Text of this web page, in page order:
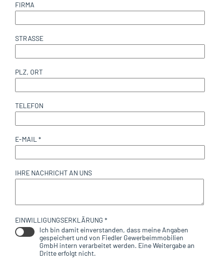
FIRMA
STRASSE
PLZ, ORT
TELEFON
E-MAIL *
IHRE NACHRICHT AN UNS
EINWILLIGUNGSERKLÄRUNG *
Ich bin damit einverstanden, dass meine Angaben
gespeichert und von Fiedler Gewerbeimmobilien
GmbH intern verarbeitet werden. Eine Weitergabe an
Dritte erfolgt nicht.